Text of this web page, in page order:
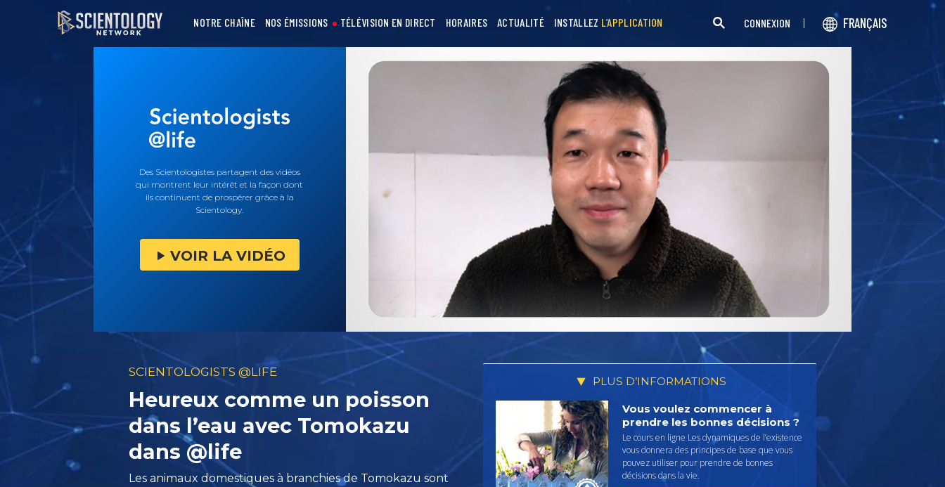
NOTRE CHAÎNE NOS ÉMISSIONS TÉLÉVISION EN DIRECT HORAIRES ACTUALITÉ INSTALLEZ L’APPLICATION CONNEXION FRANÇAIS
Des Scientologistes partagent des vidéos
qui montrent leur intérêt et la façon dont
ils continuent de prospérer grâce à la
Scientology.
VOIR LA VIDÉO
SCIENTOLOGISTS @LIFE
Heureux comme un poisson
dans l’eau avec Tomokazu
dans @life
Les animaux domestiques à branchies de Tomokazu sont
PLUS D’INFORMATIONS
Vous voulez commencer à
prendre les bonnes décisions ?
Le cours en ligne Les dynamiques de l’existence
vous donnera des principes de base que vous
pouvez utiliser pour prendre de bonnes
décisions dans la vie.